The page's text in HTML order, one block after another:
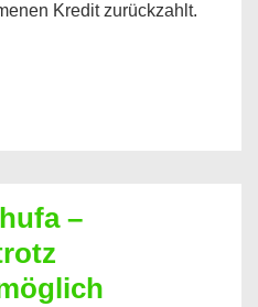
Kredit zurückzahlt.
–